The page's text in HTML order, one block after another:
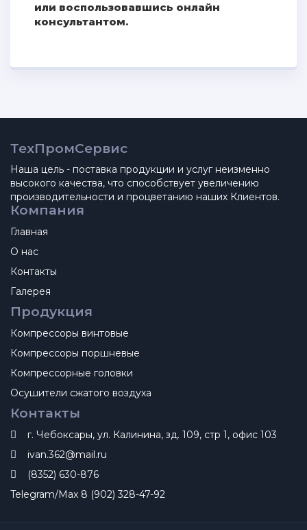
или воспользовавшись онлайн
консультантом.
ТехПромСервис
Наша цель - поставка продукции и услуг неизменно
высокого качества, что способствует увеличению
производительности и процветанию наших Клиентов.
Компания
Главная
О нас
Контакты
Галерея
Продукция
Компрессоры винтовые
Компрессоры поршневые
Компрессорные головки
Осушители сжатого воздуха
Контакты
г. Чебоксары, ул. Калинина, зд. 109, стр 1, офис 103
ivan.362@mail.ru
(8352) 630-876
Telegram/Max 8 (902) 328-47-92